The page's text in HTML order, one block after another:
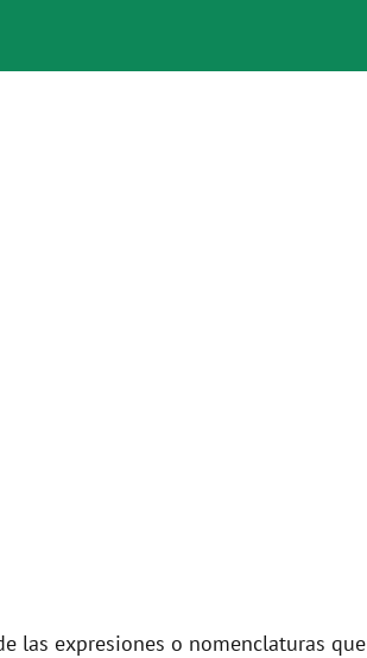
las expresiones o nomenclaturas que